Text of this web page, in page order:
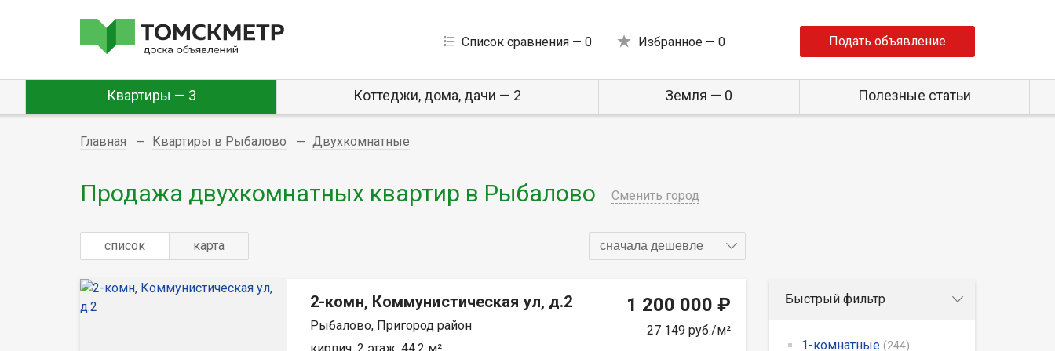
Список сравнения — 0 Избранное — 0 Подать объявление
Квартиры — 3 Коттеджи, дома, дачи — 2 Земля — 0 Полезные статьи
Главная Квартиры в Рыбалово Двухкомнатные
Продажа двухкомнатных квартир в Рыбалово Сменить город
список карта сначала дешевле
2-комн, Коммунистическая ул, д.2
Рыбалово, Пригород район
1 200 000 ₽
27 149 руб./м²
Быстрый фильтр
1-комнатные (244)